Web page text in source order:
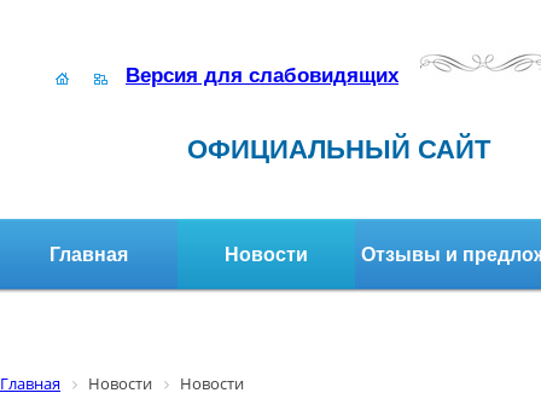
Версия для слабовидящих
ОФИЦИАЛЬНЫЙ САЙТ
Главная Новости Отзывы и
Главная Новости Новости